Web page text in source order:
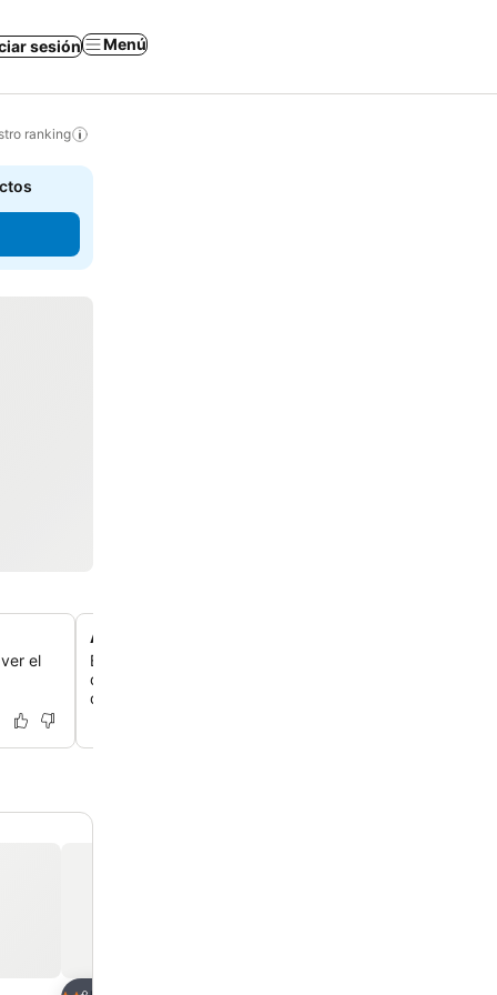
sesión Menú
ranking
el
Asesoramiento experto sobre actividades locales
Benefíciate del amplio conocimiento local y los
quien te ayudará con todo, desde la lavandería hasta
de guías de montaña para las caminatas al Chimborazo.